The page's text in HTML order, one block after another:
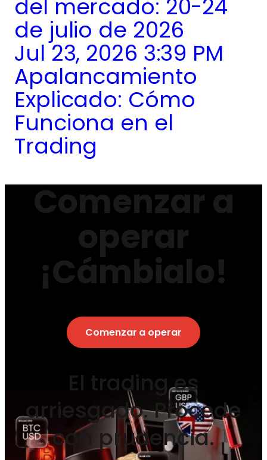
del mercado: 20-24
de julio de 2026
Jul 23, 2026 3:39 PM
Apalancamiento
Explicado: Cómo
Funciona en el
Trading
Comenzar a
operar
¡Cámbialo!
Comenzar a operar
El trading es
arriesgado. Procede
con prudencia.